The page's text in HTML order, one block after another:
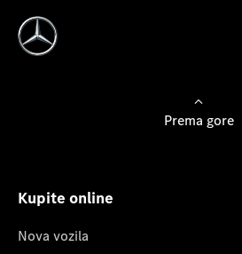
Prema gore
Kupite online
Nova vozila